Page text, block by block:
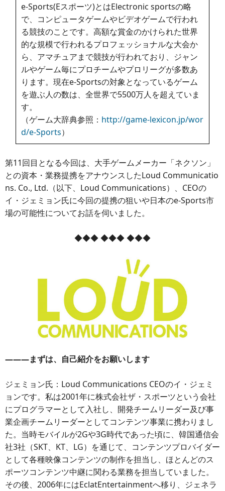
e-Sports(Eスポーツ)とはElectronic sportsの略
で、コンピュータゲームやビデオゲームで行われ
る競技のことです。高額な賞金のかけられた世界
的な規模で行われるプロフェッショナルな大会か
ら、アマチュアまで競技が行われており、ジャン
ルやゲーム毎にプロチームやプロリーグが多数あ
ります。現在e-Sportsの対象となっているゲーム
を遊ぶ人の数は、全世界で5500万人を超えていま
す。
（ゲーム大辞典参照： http://game-lexicon.jp/wor
d/e-Sports）
第11回目となる今回は、大手ゲームメーカー「ネクソン」
との資本・業務提携をアナウンスしたLoud Communicatio
ns. Co., Ltd.（以下、Loud Communications）、CEOの
イ・ジェミョン氏に今回の提携の狙いや日本のe-Sports市
場の可能性についてお話を伺いました。
◆◆◆ ◆◆◆ ◆◆◆
―――まずは、自己紹介をお願いします
ジェミョン氏：Loud Communications CEOのイ・ジェミ
ョンです。私は2001年に株式会社ザ・スポーツという会社
にプログラマーとして入社し、開発チームリーダー及び事
業企画チームリーダーとしてコンテンツ事業に携わりまし
た。当時モバイルが2Gや3G時代であった頃に、韓国通信会
社3社（SKT、KT、LG）を通じて、コンテンツプロバイダー
として各種映像コンテンツの制作を担当し、ほとんどのス
ポーツコンテンツ中継に関わる業務を担当していました。
その後、2006年にはEclatEntertainmentへ移り、ジェネラ